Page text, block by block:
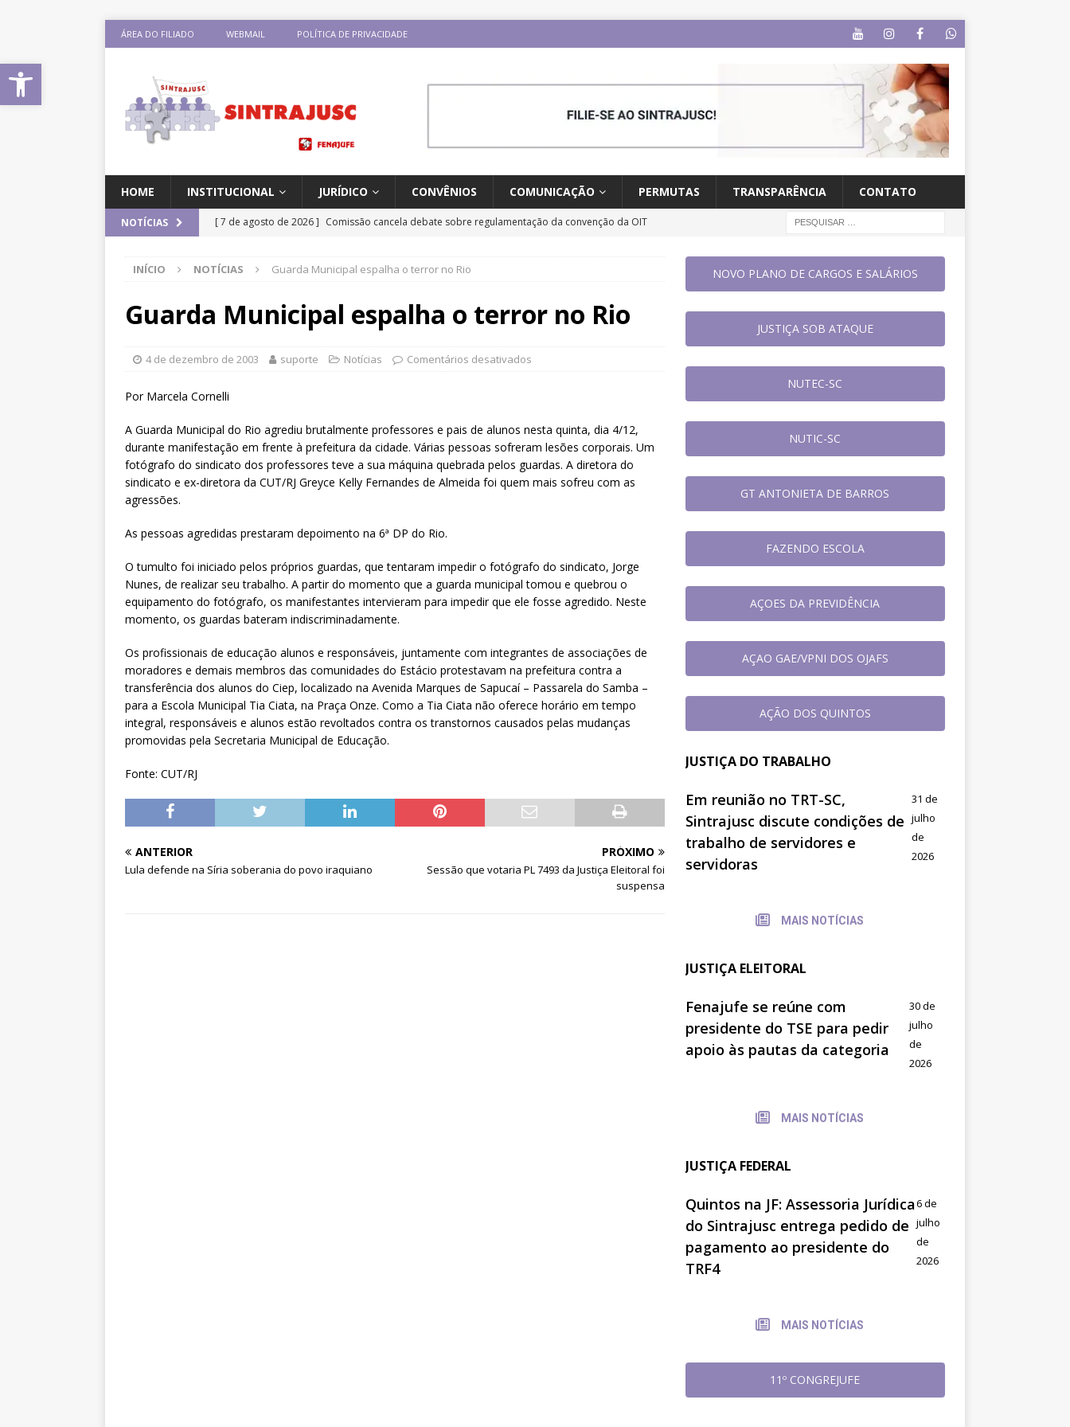
Abrir a barra de ferramentas
ÁREA DO FILIADO WEBMAIL POLÍTICA DE PRIVACIDADE
HOME INSTITUCIONAL JURÍDICO CONVÊNIOS COMUNICAÇÃO PERMUTAS TRANSPARÊNCIA CONTATO
NOTÍCIAS [ 7 de agosto de 2026 ] Comissão cancela debate sobre regulamentação da convenção da OIT
[ 7 de agosto de 2026 ] Salário e carreira: CNJ aprova proposta orçamentária para 2027 com
previsão de reajuste de 8%; Sintrajusc faz mobilização dia 13/8 pela derrubada do Veto 45/2025
[ 6 de agosto de 2026 ]
Sintrajusc participará do 20º Encontro Nacional de Aposentados e
CNJ para tratar da retomada dos trabalhos
DESTAQUES
[ 7 de agosto de 2026 ] Dia 13 tem paralisação de duas horas. Veja as orientações do Sintrajusc
INÍCIO NOTÍCIAS Guarda Municipal espalha o terror no Rio
Guarda Municipal espalha o terror no Rio
4 de dezembro de 2003 suporte Notícias Comentários desativados
Por Marcela Cornelli
A Guarda Municipal do Rio agrediu brutalmente professores e pais de alunos nesta quinta, dia 4/12,
durante manifestação em frente à prefeitura da cidade. Várias pessoas sofreram lesões corporais. Um
fotógrafo do sindicato dos professores teve a sua máquina quebrada pelos guardas. A diretora do
sindicato e ex-diretora da CUT/RJ Greyce Kelly Fernandes de Almeida foi quem mais sofreu com as
agressões.
As pessoas agredidas prestaram depoimento na 6ª DP do Rio.
O tumulto foi iniciado pelos próprios guardas, que tentaram impedir o fotógrafo do sindicato, Jorge
Nunes, de realizar seu trabalho. A partir do momento que a guarda municipal tomou e quebrou o
equipamento do fotógrafo, os manifestantes intervieram para impedir que ele fosse agredido. Neste
momento, os guardas bateram indiscriminadamente.
Os profissionais de educação alunos e responsáveis, juntamente com integrantes de associações de
moradores e demais membros das comunidades do Estácio protestavam na prefeitura contra a
transferência dos alunos do Ciep, localizado na Avenida Marques de Sapucaí – Passarela do Samba –
para a Escola Municipal Tia Ciata, na Praça Onze. Como a Tia Ciata não oferece horário em tempo
integral, responsáveis e alunos estão revoltados contra os transtornos causados pelas mudanças
promovidas pela Secretaria Municipal de Educação.
Fonte: CUT/RJ
ANTERIOR
Lula defende na Síria soberania do povo iraquiano
PRÓXIMO
Sessão que votaria PL 7493 da Justiça Eleitoral foi
suspensa
NOVO PLANO DE CARGOS E SALÁRIOS
JUSTIÇA SOB ATAQUE
NUTEC-SC
NUTIC-SC
GT ANTONIETA DE BARROS
FAZENDO ESCOLA
AÇOES DA PREVIDÊNCIA
AÇAO GAE/VPNI DOS OJAFS
AÇÃO DOS QUINTOS
JUSTIÇA DO TRABALHO
Em reunião no TRT-SC,
Sintrajusc discute condições de
trabalho de servidores e
servidoras
31 de
julho
de
2026
MAIS NOTÍCIAS
JUSTIÇA ELEITORAL
Fenajufe se reúne com
presidente do TSE para pedir
apoio às pautas da categoria
30 de
julho
de
2026
MAIS NOTÍCIAS
JUSTIÇA FEDERAL
Quintos na JF: Assessoria Jurídica
do Sintrajusc entrega pedido de
pagamento ao presidente do
TRF4
6 de
julho
de
2026
MAIS NOTÍCIAS
11º CONGREJUFE